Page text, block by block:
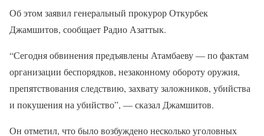
Об этом заявил генеральный прокурор Откурбек
Джамшитов, сообщает Радио Азаттык.
“Сегодня обвинения предъявлены Атамбаеву — по фактам
организации беспорядков, незаконному обороту оружия,
препятствования следствию, захвату заложников, убийства
и покушения на убийство”, — сказал Джамшитов.
Он отметил, что было возбуждено несколько уголовных